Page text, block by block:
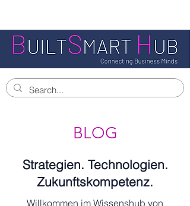
BLOG
Strategien. Technologien.
Zukunftskompetenz.
Willkommen im Wissenshub von